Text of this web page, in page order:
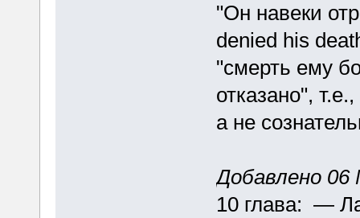
"Он навеки
denied his
"смерть ему
отказано",
а не
Добавлено 06
10 глава: —